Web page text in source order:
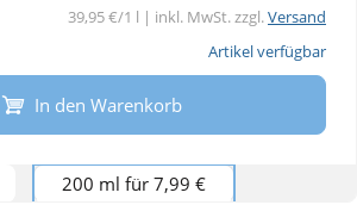
39,95 €/1 l | inkl. MwSt. zzgl.Versand
Artikel verfügbar
In den Warenkorb
200 ml für 7,99 €